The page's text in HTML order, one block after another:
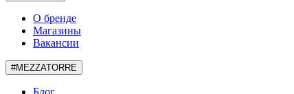
О бренде
Магазины
Вакансии
#MEZZATORRE
Блог